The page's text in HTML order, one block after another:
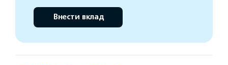
Внести вклад